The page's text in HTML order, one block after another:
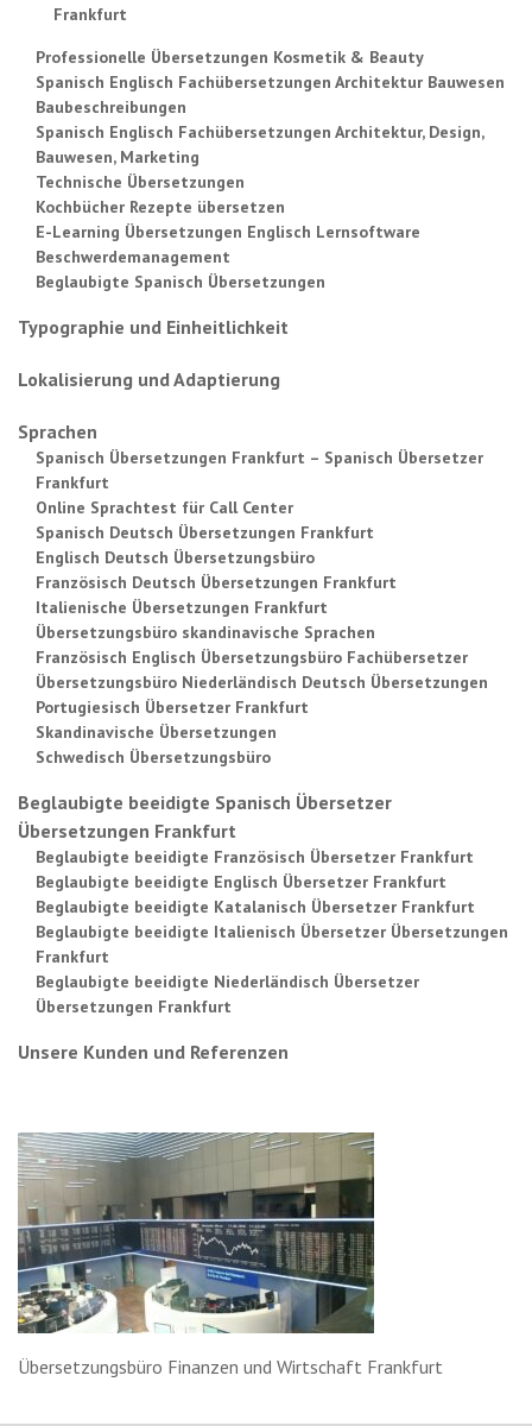
Frankfurt
Professionelle Übersetzungen Kosmetik & Beauty
Spanisch Englisch Fachübersetzungen Architektur Bauwesen
Baubeschreibungen
Spanisch Englisch Fachübersetzungen Architektur, Design,
Bauwesen, Marketing
Technische Übersetzungen
Kochbücher Rezepte übersetzen
E-Learning Übersetzungen Englisch Lernsoftware
Beschwerdemanagement
Beglaubigte Spanisch Übersetzungen
Typographie und Einheitlichkeit
Lokalisierung und Adaptierung
Sprachen
Spanisch Übersetzungen Frankfurt – Spanisch Übersetzer
Frankfurt
Online Sprachtest für Call Center
Spanisch Deutsch Übersetzungen Frankfurt
Englisch Deutsch Übersetzungsbüro
Französisch Deutsch Übersetzungen Frankfurt
Italienische Übersetzungen Frankfurt
Übersetzungsbüro skandinavische Sprachen
Französisch Englisch Übersetzungsbüro Fachübersetzer
Übersetzungsbüro Niederländisch Deutsch Übersetzungen
Portugiesisch Übersetzer Frankfurt
Skandinavische Übersetzungen
Schwedisch Übersetzungsbüro
Beglaubigte beeidigte Spanisch Übersetzer
Übersetzungen Frankfurt
Beglaubigte beeidigte Französisch Übersetzer Frankfurt
Beglaubigte beeidigte Englisch Übersetzer Frankfurt
Beglaubigte beeidigte Katalanisch Übersetzer Frankfurt
Beglaubigte beeidigte Italienisch Übersetzer Übersetzungen
Frankfurt
Beglaubigte beeidigte Niederländisch Übersetzer
Übersetzungen Frankfurt
Unsere Kunden und Referenzen
Übersetzungsbüro Finanzen und Wirtschaft Frankfurt